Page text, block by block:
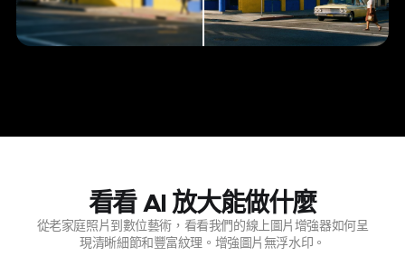
看看 AI 放大能做什麼
從老家庭照片到數位藝術，看看我們的線上圖片增強器如何呈
現清晰細節和豐富紋理。增強圖片無浮水印。